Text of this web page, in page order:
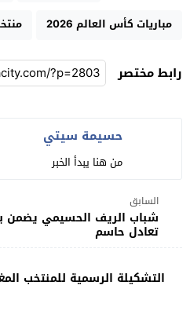
مباريات كأس العالم 2026
رابط مختصر
حسيمة سيتي
من هنا يبدأ الخبر
السابق
شباب الريف الحسيمي يضمن
تعادل حاسم
التشكيلة الرسمية للمنتخب